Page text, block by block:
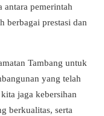
antara pemerintah
berbagai prestasi dan
Tambang untuk
yang telah
jaga kebersihan
berkualitas, serta